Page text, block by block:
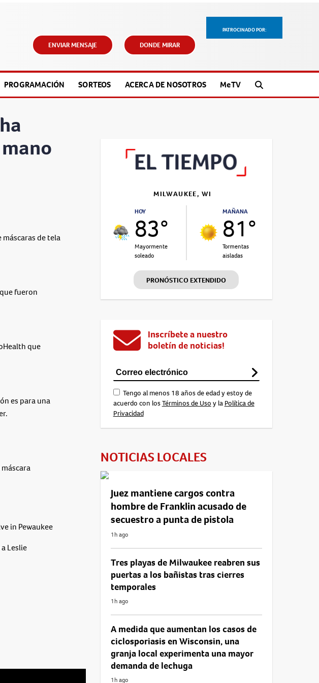
PATROCINADO POR:
ENVIAR MENSAJE DONDE MIRAR
PROGRAMACIÓN SORTEOS ACERCA DE NOSOTROS MeTV
de tela
fueron
que
es para una
in Pewaukee
Leslie
MILWAUKEE, WI
HOY
83°
Mayormente
soleado
MAÑANA
81°
Tormentas
aisladas
PRONÓSTICO EXTENDIDO
Inscríbete a nuestro
boletín de noticias!
Tengo al menos 18 años de edad y estoy de
acuerdo con losTérminos de Uso y la Política de
Privacidad
NOTICIAS LOCALES
Juez mantiene cargos contra
hombre de Franklin acusado de
secuestro a punta de pistola
1h ago
Tres playas de Milwaukee reabren sus
puertas a los bañistas tras cierres
temporales
1h ago
A medida que aumentan los casos de
ciclosporiasis en Wisconsin, una
granja local experimenta una mayor
demanda de lechuga
1h ago